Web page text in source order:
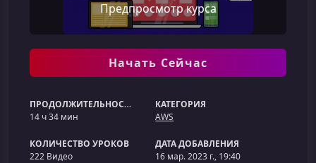
Предпросмотр курса
Начать Сейчас
ПРОДОЛЖИТЕЛЬНОСТЬ
14 ч 34 мин
КАТЕГОРИЯ
AWS
КОЛИЧЕСТВО УРОКОВ
222 Видео
ДАТА ДОБАВЛЕНИЯ
16 мар. 2023 г., 19:40